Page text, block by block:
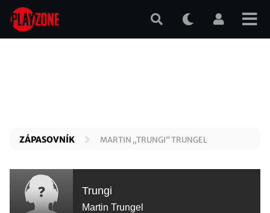
Přejít
hlavnímu
ZÁPASOVNÍK MARTIN „TRUNGI“ TRUNGEL
Trungi
Martin Trungel